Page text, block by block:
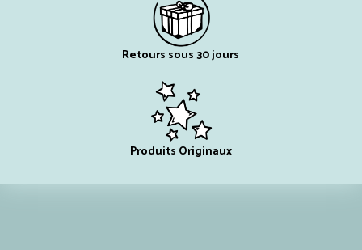
Retours sous 30 jours
Produits Originaux